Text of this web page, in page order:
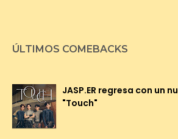
ÚLTIMOS COMEBACKS
JASP.ER regresa con un
"Touch"